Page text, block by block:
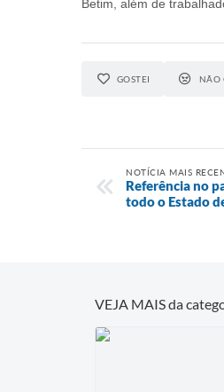
Betim, além de
GOSTEI NÃO
NOTÍCIA MAIS
Referência no
todo o Estado
VEJA MAIS da